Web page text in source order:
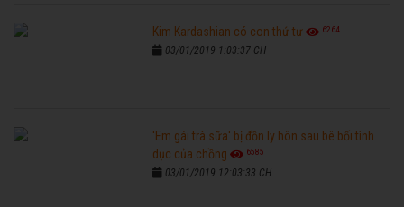
Kim Kardashian có con thứ tư 6264
03/01/2019 1:03:37 CH
'Em gái trà sữa' bị đồn ly hôn sau bê bối tình
dục của chồng
6585
03/01/2019 12:03:33 CH